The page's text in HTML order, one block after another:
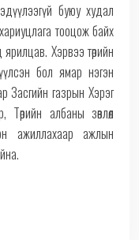
буюу худал
тооцож байх
Хэрвээ төрийн
бол ямар нэгэн
Засгийн газрын Хэрэг
албаны зөвлөл
ажиллахаар ажлын